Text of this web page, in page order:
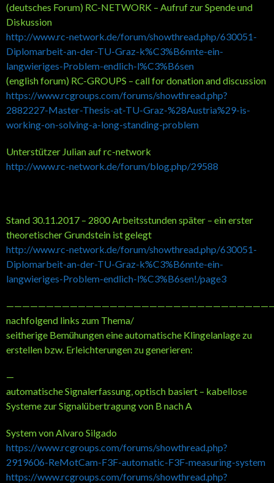
(deutsches Forum) RC-NETWORK – Aufruf zur Spende und
Diskussion
http://www.rc-network.de/forum/showthread.php/630051-
Diplomarbeit-an-der-TU-Graz-k%C3%B6nnte-ein-
langwieriges-Problem-endlich-l%C3%B6sen
(english forum) RC-GROUPS – call for donation and discussion
https://www.rcgroups.com/forums/showthread.php?
2882227-Master-Thesis-at-TU-Graz-%28Austria%29-is-
working-on-solving-a-long-standing-problem
Unterstützer Julian auf rc-network
http://www.rc-network.de/forum/blog.php/29588
Stand 30.11.2017 – 2800 Arbeitsstunden später – ein erster
theoretischer Grundstein ist gelegt
http://www.rc-network.de/forum/showthread.php/630051-
Diplomarbeit-an-der-TU-Graz-k%C3%B6nnte-ein-
langwieriges-Problem-endlich-l%C3%B6sen!/page3
nachfolgend links zum Thema/
seitherige Bemühungen eine automatische Klingelanlage zu
erstellen bzw. Erleichterungen zu generieren:
—
automatische Signalerfassung, optisch basiert – kabellose
Systeme zur Signalübertragung von B nach A
System von Alvaro Silgado
https://www.rcgroups.com/forums/showthread.php?
2919606-ReMotCam-F3F-automatic-F3F-measuring-system
https://www.rcgroups.com/forums/showthread.php?